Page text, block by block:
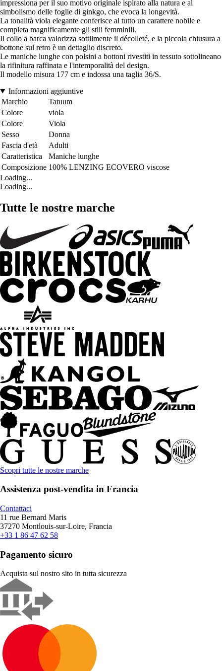
impressiona per il suo motivo originale ispirato alla natura e al
simbolismo delle foglie di ginkgo, che evoca la longevità.
La tonalità viola elegante conferisce al tutto un carattere nobile e
completa magnificamente gli stili femminili.
Il collo a barca valorizza sottilmente il décolleté, e la piccola chiusura a
bottone sul retro è un dettaglio discreto.
Le maniche lunghe con polsini a bottoni rivestiti in tessuto sottolineano
la rifinitura raffinata e l'intemporalità del design.
Il modello misura 177 cm e indossa una taglia 36/S.
Informazioni aggiuntive
Marchio
Tatuum
Colore
viola
Colore
Viola
Sesso
Donna
Fascia d'età
Adulti
Caratteristica
Maniche lunghe
Composizione 100% LENZING ECOVERO viscose
Loading...
Loading...
Tutte le nostre marche
Scopri tutte le nostre marche
Assistenza post-vendita in Francia
Contattaci
11 rue Bernard Maris
37270 Montlouis-sur-Loire, Francia
+33 1 86 47 62 58
Pagamento sicuro
Acquista sul nostro sito in tutta sicurezza